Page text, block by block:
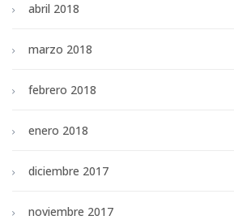
abril 2018
marzo 2018
febrero 2018
enero 2018
diciembre 2017
noviembre 2017